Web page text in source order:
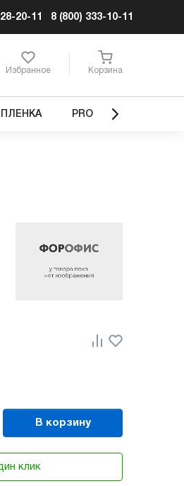
20-11 8 (800) 333-10-11
Избранное Корзина
ПЛЕНКА PRO
В корзину
клик